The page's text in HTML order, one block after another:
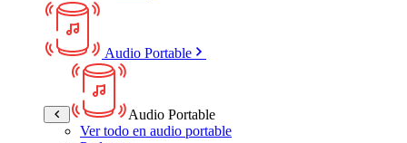
Audio Portable
Audio Portable
Ver todo en audio portable